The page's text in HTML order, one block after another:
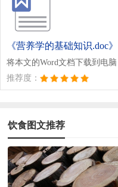
《营养学的基础知识.doc》
将本文的Word文档下载到电
推荐度：
饮食图文推荐